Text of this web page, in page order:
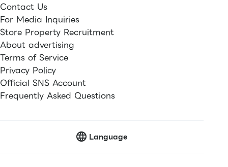
Contact Us
For Media Inquiries
Store Property Recruitment
About advertising
Terms of Service
Privacy Policy
Official SNS Account
Frequently Asked Questions
Language